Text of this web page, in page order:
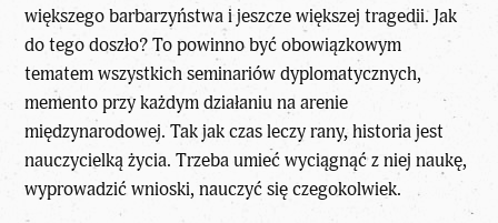
większego barbarzyństwa i jeszcze większej tragedii. Jak
do tego doszło? To powinno być obowiązkowym
tematem wszystkich seminariów dyplomatycznych,
memento przy każdym działaniu na arenie
międzynarodowej. Tak jak czas leczy rany, historia jest
nauczycielką życia. Trzeba umieć wyciągnąć z niej naukę,
wyprowadzić wnioski, nauczyć się czegokolwiek.